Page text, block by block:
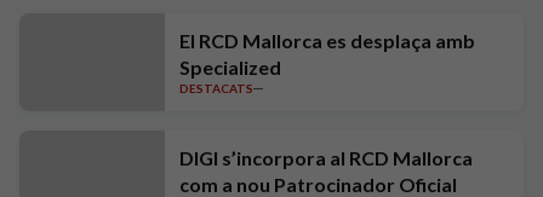
El RCD Mallorca es desplaça amb
Specialized
DESTACATS
DIGI s’incorpora al RCD Mallorca
com a nou Patrocinador Oficial